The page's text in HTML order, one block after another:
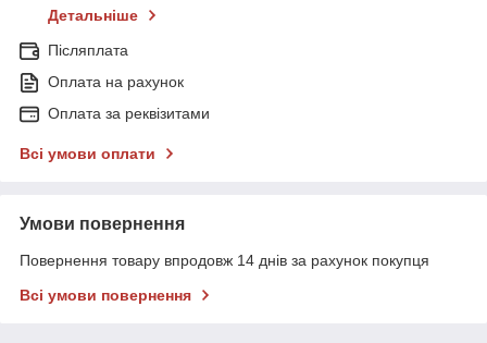
Детальніше
Післяплата
Оплата на рахунок
Оплата за реквізитами
Всі умови оплати
Умови повернення
Повернення товару впродовж 14 днів за рахунок покупця
Всі умови повернення